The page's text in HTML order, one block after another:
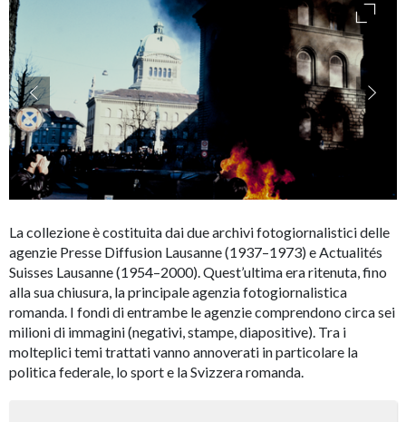
accessibility.slider.show_pre_image
La collezione è costituita dai due archivi fotogiornalistici delle
agenzie Presse Diffusion Lausanne (1937–1973) e Actualités
Suisses Lausanne (1954–2000). Quest’ultima era ritenuta, fino
alla sua chiusura, la principale agenzia fotogiornalistica
romanda. I fondi di entrambe le agenzie comprendono circa sei
milioni di immagini (negativi, stampe, diapositive). Tra i
molteplici temi trattati vanno annoverati in particolare la
politica federale, lo sport e la Svizzera romanda.